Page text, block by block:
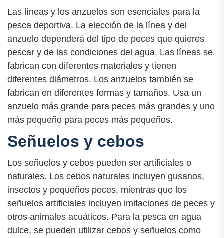
Las líneas y los anzuelos son esenciales para la
pesca deportiva. La elección de la línea y del
anzuelo dependerá del tipo de peces que quieres
pescar y de las condiciones del agua. Las líneas se
fabrican con diferentes materiales y tienen
diferentes diámetros. Los anzuelos también se
fabrican en diferentes formas y tamaños. Usa un
anzuelo más grande para peces más grandes y uno
más pequeño para peces más pequeños.
Señuelos y cebos
Los señuelos y cebos pueden ser artificiales o
naturales. Los cebos naturales incluyen gusanos,
insectos y pequeños peces, mientras que los
señuelos artificiales incluyen imitaciones de peces y
otros animales acuáticos. Para la pesca en agua
dulce, se pueden utilizar cebos y señuelos como